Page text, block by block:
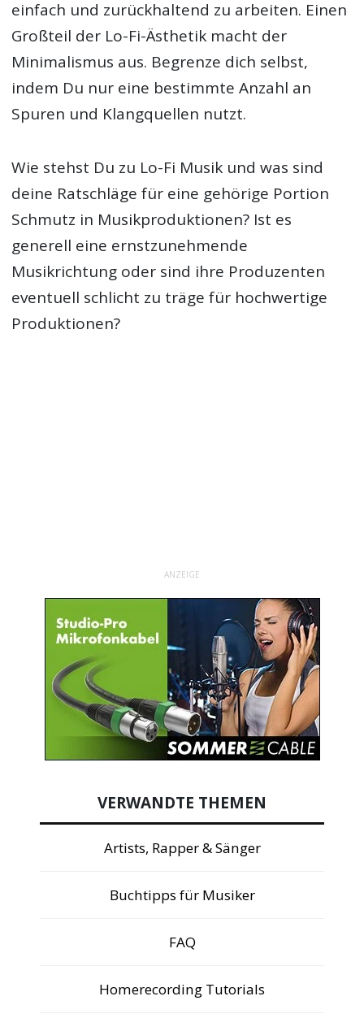
einfach und zurückhaltend zu arbeiten. Einen
Großteil der Lo-Fi-Ästhetik macht der
Minimalismus aus. Begrenze dich selbst,
indem Du nur eine bestimmte Anzahl an
Spuren und Klangquellen nutzt.
Wie stehst Du zu Lo-Fi Musik und was sind
deine Ratschläge für eine gehörige Portion
Schmutz in Musikproduktionen? Ist es
generell eine ernstzunehmende
Musikrichtung oder sind ihre Produzenten
eventuell schlicht zu träge für hochwertige
Produktionen?
ANZEIGE
VERWANDTE THEMEN
Artists, Rapper & Sänger
Buchtipps für Musiker
FAQ
Homerecording Tutorials